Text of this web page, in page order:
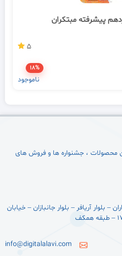
پیشرفته مبتکران
5
18%
ناموجود
محصولات ، جشنواره ها و فروش های
– بلوار آریافر – بلوار جانبازان – خیابان
info@digitalalavi.com